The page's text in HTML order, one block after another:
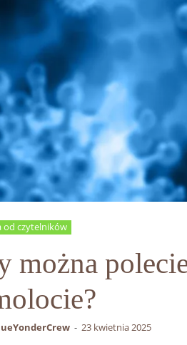
od czytelników
można
- 23 kwietnia 2025